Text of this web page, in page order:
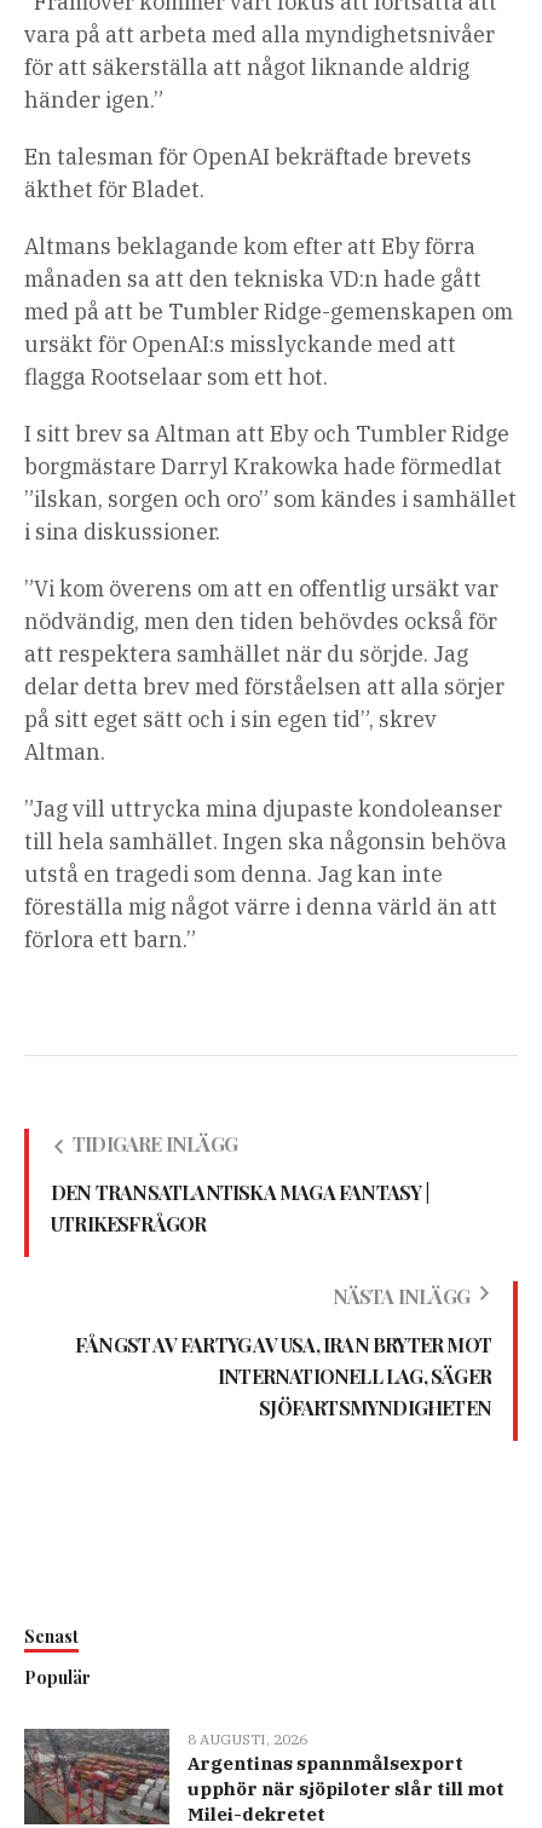
vara på att arbeta med alla myndighetsnivåer
för att säkerställa att något liknande aldrig
händer igen.”
En talesman för OpenAI bekräftade brevets
äkthet för Bladet.
Altmans beklagande kom efter att Eby förra
månaden sa att den tekniska VD:n hade gått
med på att be Tumbler Ridge-gemenskapen om
ursäkt för OpenAI:s misslyckande med att
flagga Rootselaar som ett hot.
I sitt brev sa Altman att Eby och Tumbler Ridge
borgmästare Darryl Krakowka hade förmedlat
”ilskan, sorgen och oro” som kändes i samhället
i sina diskussioner.
”Vi kom överens om att en offentlig ursäkt var
nödvändig, men den tiden behövdes också för
att respektera samhället när du sörjde. Jag
delar detta brev med förståelsen att alla sörjer
på sitt eget sätt och i sin egen tid”, skrev
Altman.
”Jag vill uttrycka mina djupaste kondoleanser
till hela samhället. Ingen ska någonsin behöva
utstå en tragedi som denna. Jag kan inte
föreställa mig något värre i denna värld än att
förlora ett barn.”
TIDIGARE INLÄGG
DEN TRANSATLANTISKA MAGA FANTASY |
UTRIKESFRÅGOR
NÄSTA INLÄGG
FÅNGST AV FARTYG AV USA, IRAN BRYTER MOT
INTERNATIONELL LAG, SÄGER
SJÖFARTSMYNDIGHETEN
Senast
Populär
8 AUGUSTI, 2026
Argentinas spannmålsexport
upphör när sjöpiloter slår till mot
Milei-dekretet